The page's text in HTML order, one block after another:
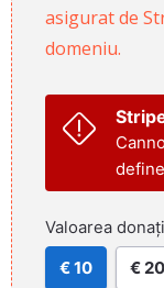
asigurat de
domeniu.
Valoarea
€ 10 € 20